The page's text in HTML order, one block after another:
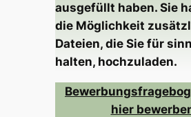
ausgefüllt haben. Sie
die Möglichkeit
Dateien, die Sie für
halten, hochzuladen.
hier